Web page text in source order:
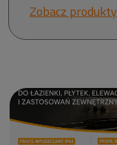
Zobacz produkty